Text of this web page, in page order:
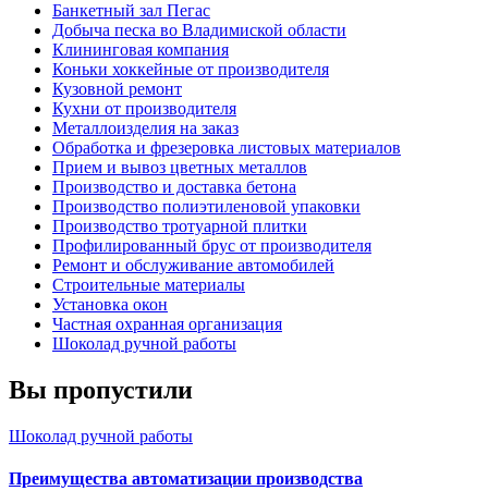
Банкетный зал Пегас
Добыча песка во Владимиской области
Клининговая компания
Коньки хоккейные от производителя
Кузовной ремонт
Кухни от производителя
Металлоизделия на заказ
Обработка и фрезеровка листовых материалов
Прием и вывоз цветных металлов
Производство и доставка бетона
Производство полиэтиленовой упаковки
Производство тротуарной плитки
Профилированный брус от производителя
Ремонт и обслуживание автомобилей
Строительные материалы
Установка окон
Частная охранная организация
Шоколад ручной работы
Вы пропустили
Шоколад ручной работы
Преимущества автоматизации производства